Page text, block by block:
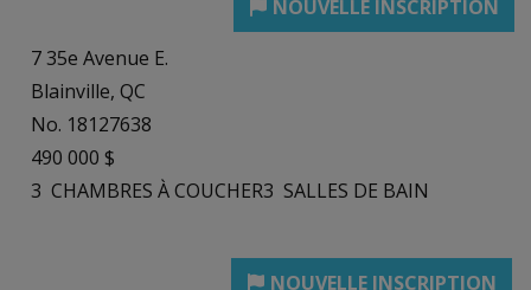
7 35e Avenue E.
Blainville, QC
No. 18127638
490 000 $
3 CHAMBRES À COUCHER3 SALLES DE BAIN